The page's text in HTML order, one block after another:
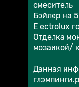
смеситель
Бойлер на
Electrolux
Отделка
мозаикой/
Данная